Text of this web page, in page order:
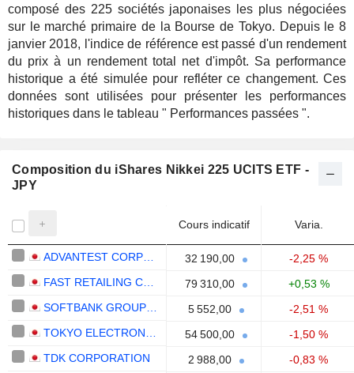
composé des 225 sociétés japonaises les plus négociées
sur le marché primaire de la Bourse de Tokyo. Depuis le 8
janvier 2018, l'indice de référence est passé d'un rendement
du prix à un rendement total net d'impôt. Sa performance
historique a été simulée pour refléter ce changement. Ces
données sont utilisées pour présenter les performances
historiques dans le tableau " Performances passées ".
Composition du iShares Nikkei 225 UCITS ETF -
JPY
Cours indicatif Varia.
32 190,00
-2,25 %
79 310,00
+0,53 %
5 552,00
-2,51 %
54 500,00
-1,50 %
TDK CORPORATION
2 988,00
-0,83 %